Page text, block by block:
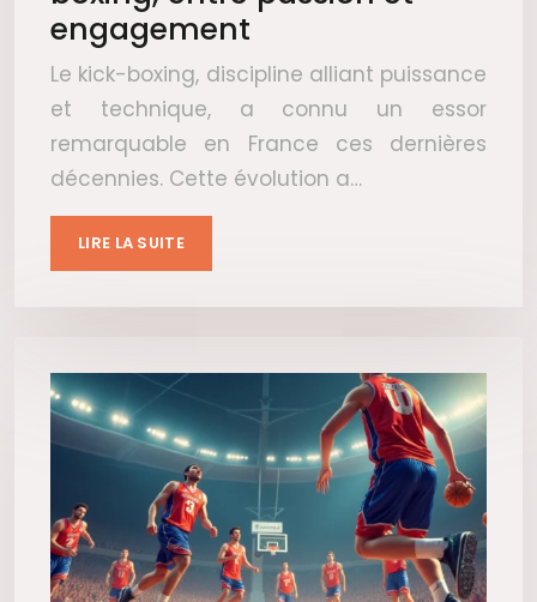
engagement
Le kick-boxing, discipline alliant puissance
et technique, a connu un essor
remarquable en France ces dernières
décennies. Cette évolution a…
LIRE LA SUITE